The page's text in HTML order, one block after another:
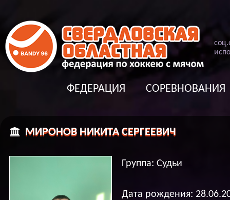
соц.
ФЕДЕРАЦИЯ СОРЕВНОВАНИЯ
МИРОНОВ НИКИТА СЕРГЕЕВИЧ
Группа: Судьи
Дата рождения: